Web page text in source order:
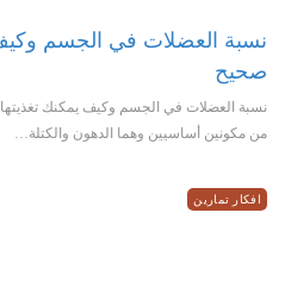
نسبة العضلات في الجسم
صحيح
نسبة العضلات في الجسم وكيف يمكنك
من مكونين أساسيين وهما الدهون والكتلة…
افكار تمارين